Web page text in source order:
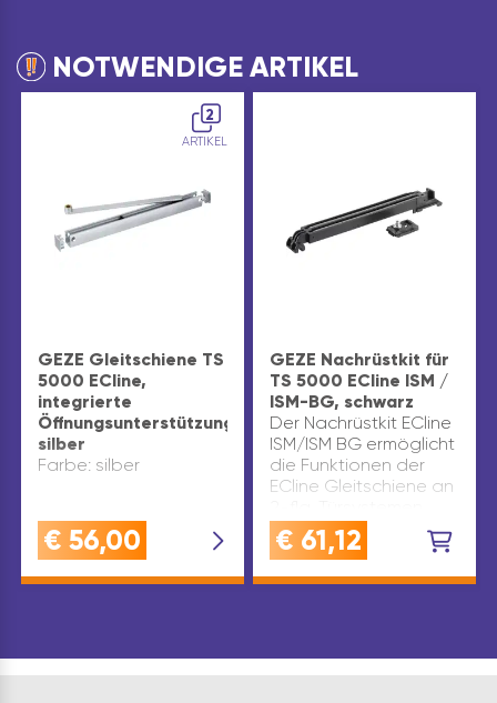
NOTWENDIGE ARTIKEL
2
ARTIKEL
GEZE Gleitschiene TS
5000 ECline,
integrierte
Öffnungsunterstützung,
silber
Farbe: silber
€ 56,00
GEZE Nachrüstkit für
TS 5000 ECline ISM /
ISM-BG, schwarz
Der Nachrüstkit ECline
ISM/ISM BG ermöglicht
die Funktionen der
ECline Gleitschiene an
Mittels der integrierten
Öffnungsunterstützung
€ 61,12